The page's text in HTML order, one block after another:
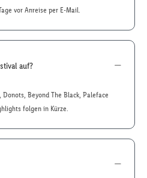
vor Anreise per E-Mail.
auf?
Beyond The Black, Paleface
folgen in Kürze.